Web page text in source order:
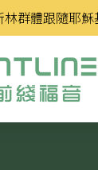
群體跟隨耶穌